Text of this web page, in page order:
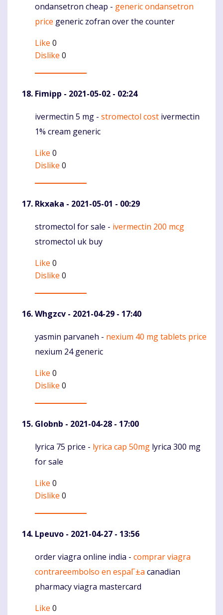
Komentaras
ondansetron cheap - generic ondansetron
price generic zofran over the counter
Like 0
Dislike 0
Fimipp - 2021-05-02 - 02:24
Komentaras
ivermectin 5 mg - stromectol cost ivermectin
1% cream generic
Like 0
Dislike 0
Rkxaka - 2021-05-01 - 00:29
Komentaras
stromectol for sale - ivermectin 200 mcg
stromectol uk buy
Like 0
Dislike 0
Whgzcv - 2021-04-29 - 17:40
Komentaras
yasmin parvaneh - nexium 40 mg tablets price
nexium 24 generic
Like 0
Dislike 0
Globnb - 2021-04-28 - 17:00
Komentaras
lyrica 75 price - lyrica cap 50mg lyrica 300 mg
for sale
Like 0
Dislike 0
Lpeuvo - 2021-04-27 - 13:56
Komentaras
order viagra online india - comprar viagra
contrareembolso en espaГ±a canadian
pharmacy viagra mastercard
Like 0